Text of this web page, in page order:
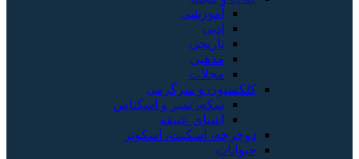
آموزشی
ادبی
تاریخی
مذهبی
مجلات
کلکسیون و سرگرمی
سکه، تمبر و اسکناس
اشیای عتیقه
دوچرخه، اسکیت، اسکوتر
حیوانات